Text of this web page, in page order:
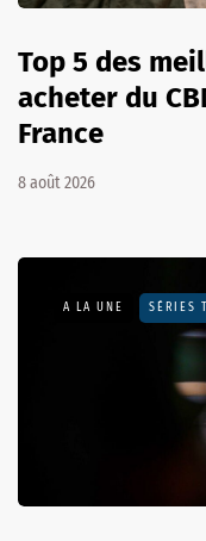
Top 5 des
acheter du
France
8 août 2026
A LA UNE SÉRIES